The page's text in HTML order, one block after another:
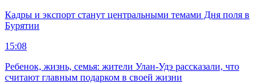
Кадры и экспорт станут центральными темами Дня поля в
Бурятии
15:08
Ребенок, жизнь, семья: жители Улан-Удэ рассказали, что
считают главным подарком в своей жизни